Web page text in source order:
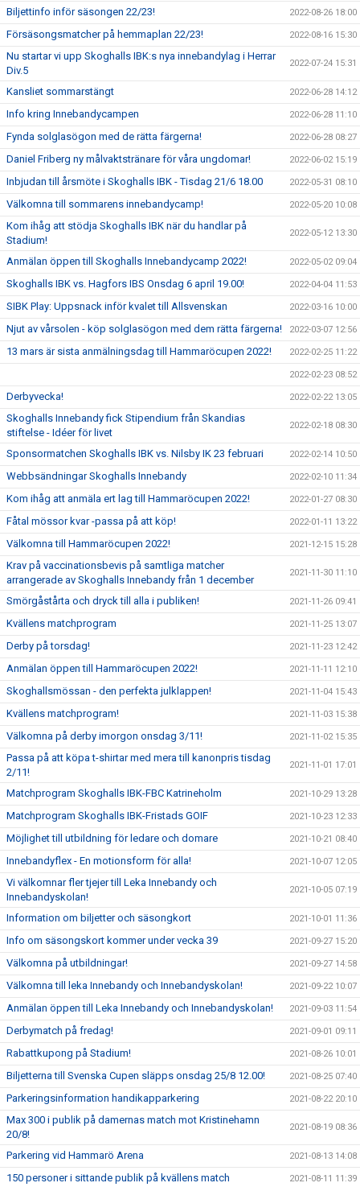
Biljettinfo inför säsongen 22/23! 2022-08-26 18:00
Försäsongsmatcher på hemmaplan 22/23! 2022-08-16 15:30
Nu startar vi upp Skoghalls IBK:s nya innebandylag i Herrar
Div.5
2022-07-24 15:31
Kansliet sommarstängt 2022-06-28 14:12
Info kring Innebandycampen 2022-06-28 11:10
Fynda solglasögon med de rätta färgerna! 2022-06-28 08:27
Daniel Friberg ny målvaktstränare för våra ungdomar! 2022-06-02 15:19
Inbjudan till årsmöte i Skoghalls IBK - Tisdag 21/6 18.00 2022-05-31 08:10
Välkomna till sommarens innebandycamp! 2022-05-20 10:08
Kom ihåg att stödja Skoghalls IBK när du handlar på
Stadium!
2022-05-12 13:30
Anmälan öppen till Skoghalls Innebandycamp 2022! 2022-05-02 09:04
Skoghalls IBK vs. Hagfors IBS Onsdag 6 april 19.00! 2022-04-04 11:53
SIBK Play: Uppsnack inför kvalet till Allsvenskan 2022-03-16 10:00
Njut av vårsolen - köp solglasögon med dem rätta färgerna! 2022-03-07 12:56
13 mars är sista anmälningsdag till Hammaröcupen 2022! 2022-02-25 11:22
2022-02-23 08:52
Derbyvecka! 2022-02-22 13:05
Skoghalls Innebandy fick Stipendium från Skandias
stiftelse - Idéer för livet
2022-02-18 08:30
Sponsormatchen Skoghalls IBK vs. Nilsby IK 23 februari 2022-02-14 10:50
Webbsändningar Skoghalls Innebandy 2022-02-10 11:34
Kom ihåg att anmäla ert lag till Hammaröcupen 2022! 2022-01-27 08:30
Fåtal mössor kvar -passa på att köp! 2022-01-11 13:22
Välkomna till Hammaröcupen 2022! 2021-12-15 15:28
Krav på vaccinationsbevis på samtliga matcher
arrangerade av Skoghalls Innebandy från 1 december
2021-11-30 11:10
Smörgåstårta och dryck till alla i publiken! 2021-11-26 09:41
Kvällens matchprogram 2021-11-25 13:07
Derby på torsdag! 2021-11-23 12:42
Anmälan öppen till Hammaröcupen 2022! 2021-11-11 12:10
Skoghallsmössan - den perfekta julklappen! 2021-11-04 15:43
Kvällens matchprogram! 2021-11-03 15:38
Välkomna på derby imorgon onsdag 3/11! 2021-11-02 15:35
Passa på att köpa t-shirtar med mera till kanonpris tisdag
2/11!
2021-11-01 17:01
Matchprogram Skoghalls IBK-FBC Katrineholm 2021-10-29 13:28
Matchprogram Skoghalls IBK-Fristads GOIF 2021-10-23 12:33
Möjlighet till utbildning för ledare och domare 2021-10-21 08:40
Innebandyflex - En motionsform för alla! 2021-10-07 12:05
Vi välkomnar fler tjejer till Leka Innebandy och
Innebandyskolan!
2021-10-05 07:19
Information om biljetter och säsongkort 2021-10-01 11:36
Info om säsongskort kommer under vecka 39 2021-09-27 15:20
Välkomna på utbildningar! 2021-09-27 14:58
Välkomna till leka Innebandy och Innebandyskolan! 2021-09-22 10:07
Anmälan öppen till Leka Innebandy och Innebandyskolan! 2021-09-03 11:54
Derbymatch på fredag! 2021-09-01 09:11
Rabattkupong på Stadium! 2021-08-26 10:01
Biljetterna till Svenska Cupen släpps onsdag 25/8 12.00! 2021-08-25 07:40
Parkeringsinformation handikapparkering 2021-08-22 20:10
Max 300 i publik på damernas match mot Kristinehamn
20/8!
2021-08-19 08:36
Parkering vid Hammarö Arena 2021-08-13 14:08
150 personer i sittande publik på kvällens match 2021-08-11 11:39